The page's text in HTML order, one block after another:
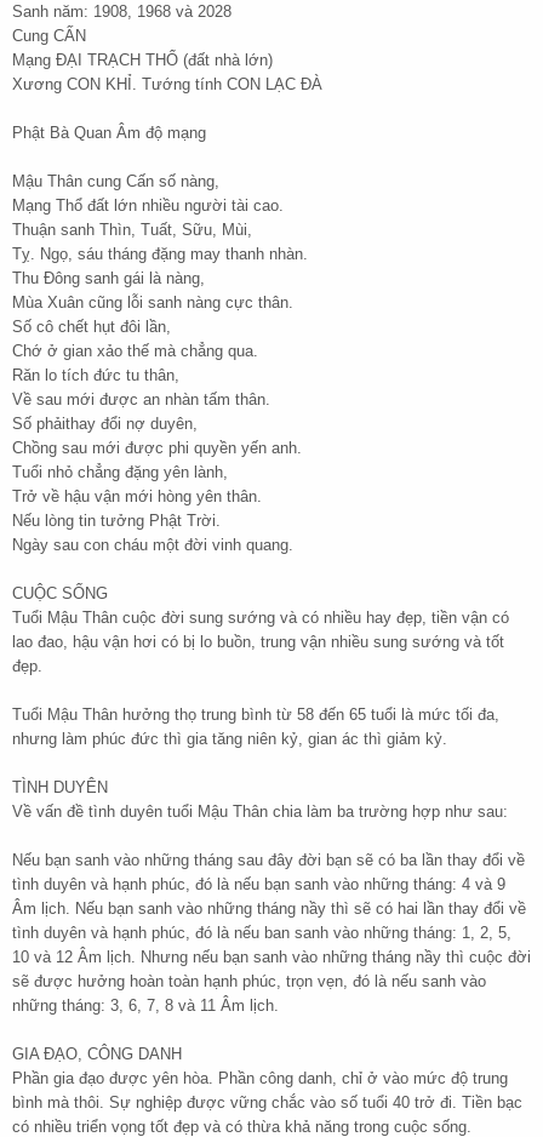
Sanh năm: 1908, 1968 và 2028
Cung CẤN
Mạng ĐẠI TRẠCH THỔ (đất nhà lớn)
Xương CON KHỈ. Tướng tính CON LẠC ĐÀ
Phật Bà Quan Âm độ mạng
Mậu Thân cung Cấn số nàng,
Mạng Thổ đất lớn nhiều người tài cao.
Thuận sanh Thìn, Tuất, Sữu, Mùi,
Tỵ. Ngọ, sáu tháng đặng may thanh nhàn.
Thu Đông sanh gái là nàng,
Mùa Xuân cũng lỗi sanh nàng cực thân.
Số cô chết hụt đôi lần,
Chớ ở gian xảo thế mà chẳng qua.
Răn lo tích đức tu thân,
Về sau mới được an nhàn tấm thân.
Số phảithay đổi nợ duyên,
Chồng sau mới được phi quyền yến anh.
Tuổi nhỏ chẳng đặng yên lành,
Trở về hậu vận mới hòng yên thân.
Nếu lòng tin tưởng Phật Trời.
Ngày sau con cháu một đời vinh quang.
CUỘC SỐNG
Tuổi Mậu Thân cuộc đời sung sướng và có nhiều hay đẹp, tiền vận có
lao đao, hậu vận hơi có bị lo buồn, trung vận nhiều sung sướng và tốt
đẹp.
Tuổi Mậu Thân hưởng thọ trung bình từ 58 đến 65 tuổi là mức tối đa,
nhưng làm phúc đức thì gia tăng niên kỷ, gian ác thì giảm kỷ.
TÌNH DUYÊN
Về vấn đề tình duyên tuổi Mậu Thân chia làm ba trường hợp như sau:
Nếu bạn sanh vào những tháng sau đây đời bạn sẽ có ba lần thay đổi về
tình duyên và hạnh phúc, đó là nếu bạn sanh vào những tháng: 4 và 9
Âm lịch. Nếu bạn sanh vào những tháng nầy thì sẽ có hai lần thay đổi về
tình duyên và hạnh phúc, đó là nếu ban sanh vào những tháng: 1, 2, 5,
10 và 12 Âm lịch. Nhưng nếu bạn sanh vào những tháng nầy thì cuộc đời
sẽ được hưởng hoàn toàn hạnh phúc, trọn vẹn, đó là nếu sanh vào
những tháng: 3, 6, 7, 8 và 11 Âm lịch.
GIA ĐẠO, CÔNG DANH
Phần gia đạo được yên hòa. Phần công danh, chỉ ở vào mức độ trung
bình mà thôi. Sự nghiệp được vững chắc vào số tuổi 40 trở đi. Tiền bạc
có nhiều triển vọng tốt đẹp và có thừa khả năng trong cuộc sống.